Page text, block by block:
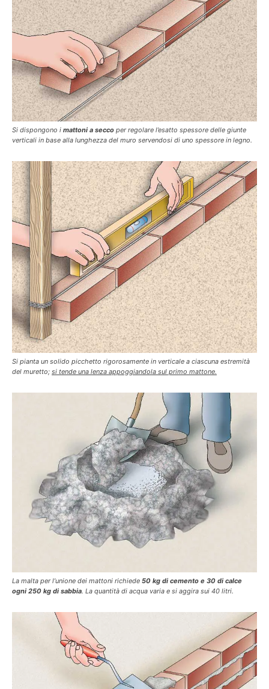
Si dispongono i mattoni a secco per regolare l’esatto spessore delle giunte
verticali in base alla lunghezza del muro servendosi di uno spessore in legno.
Si pianta un solido picchetto rigorosamente in verticale a ciascuna estremità
del muretto; si tende una lenza appoggiandola sul primo mattone.
La malta per l’unione dei mattoni richiede 50 kg di cemento e 30 di calce
ogni 250 kg di sabbia. La quantità di acqua varia e si aggira sui 40 litri.